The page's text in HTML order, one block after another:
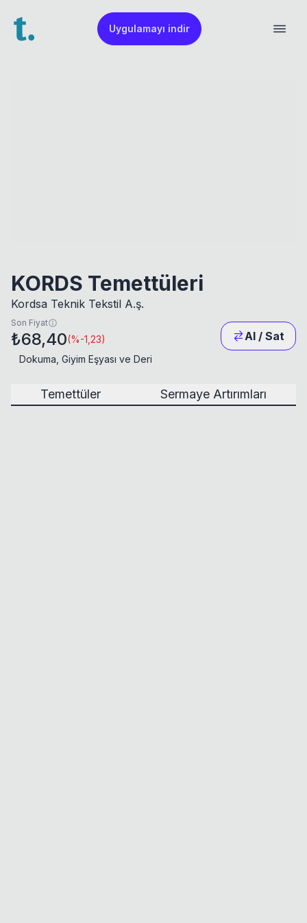
Uygulamayı indir
KORDS Temettüleri
Kordsa Teknik Tekstil A.ş.
Son Fiyat
₺68,40(%-1,23) Al / Sat
Dokuma, Giyim Eşyası ve Deri
Temettüler Sermaye Artırımları